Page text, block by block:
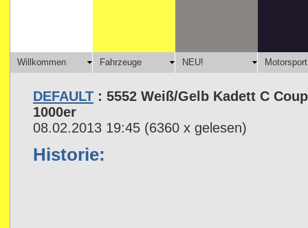
Willkommen Fahrzeuge NEU! Motorsport
DEFAULT : 5552 Weiß/Gelb Kadett C
1000er
08.02.2013 19:45 (6360 x gelesen)
Historie: